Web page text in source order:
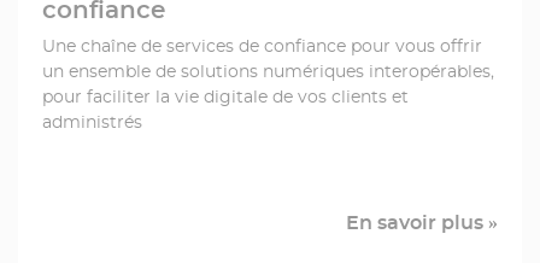
confiance
Une chaîne de services de confiance pour vous offrir
un ensemble de solutions numériques interopérables,
pour faciliter la vie digitale de vos clients et
administrés
En savoir plus »